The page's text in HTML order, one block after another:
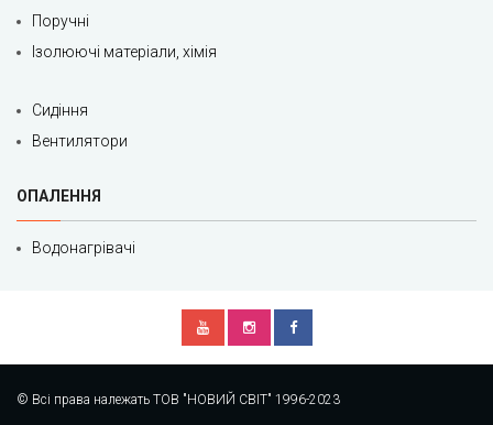
Поручні
Ізолюючі матеріали, хімія
Сидіння
Вентилятори
ОПАЛЕННЯ
Водонагрівачі
© Всі права належать ТОВ "НОВИЙ СВІТ" 1996-2023